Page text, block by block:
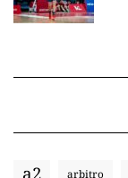
a2 arbitro